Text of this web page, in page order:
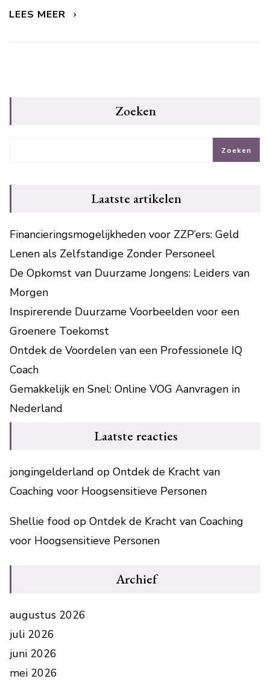
LEES MEER
Zoeken
Zoeken
Laatste artikelen
Financieringsmogelijkheden voor ZZP’ers: Geld
Lenen als Zelfstandige Zonder Personeel
De Opkomst van Duurzame Jongens: Leiders van
Morgen
Inspirerende Duurzame Voorbeelden voor een
Groenere Toekomst
Ontdek de Voordelen van een Professionele IQ
Coach
Gemakkelijk en Snel: Online VOG Aanvragen in
Nederland
Laatste reacties
jongingelderland op Ontdek de Kracht van
Coaching voor Hoogsensitieve Personen
Shellie food op Ontdek de Kracht van Coaching
voor Hoogsensitieve Personen
Archief
augustus 2026
juli 2026
juni 2026
mei 2026